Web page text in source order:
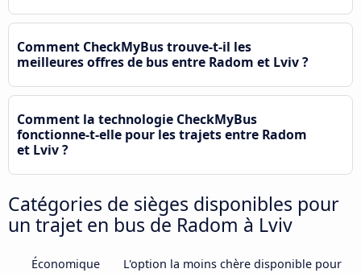
Comment CheckMyBus trouve-t-il les
meilleures offres de bus entre Radom et Lviv ?
Comment la technologie CheckMyBus
fonctionne-t-elle pour les trajets entre Radom
et Lviv ?
Catégories de sièges disponibles pour
un trajet en bus de Radom à Lviv
Économique
L'option la moins chère disponible pour